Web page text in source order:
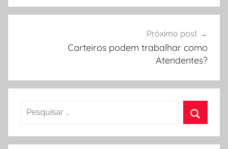
Próximo post
Carteiros podem trabalhar como
Atendentes?
Pesquisar